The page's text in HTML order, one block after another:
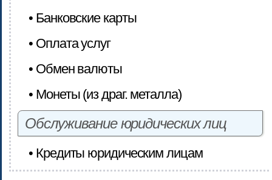
• Банковские карты
• Оплата услуг
• Обмен валюты
• Монеты (из драг. металла)
Обслуживание юридических лиц
• Кредиты юридическим лицам